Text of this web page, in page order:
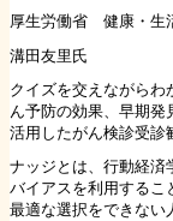
厚生労働省 健康・生
溝田友里氏
クイズを交えながらわ
ん予防の効果、早期
活用したがん検診受診
ナッジとは、行動経済
バイアスを利用するこ
最適な選択をできない